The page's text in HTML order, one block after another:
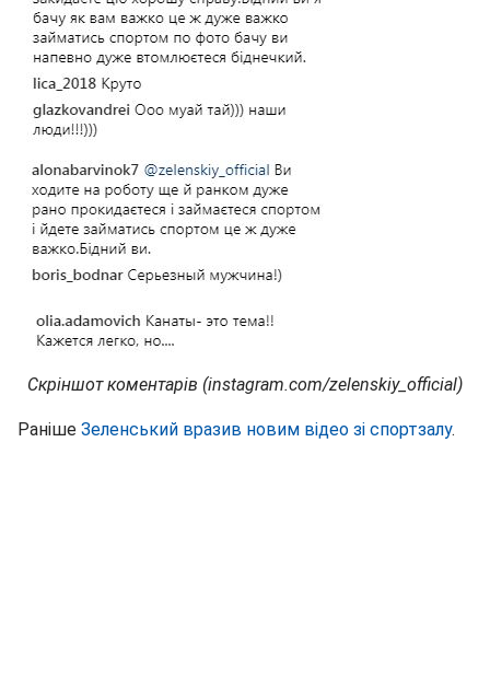
Скріншот коментарів (instagram.com/zelenskiy_official)
Раніше Зеленський вразив новим відео зі спортзалу.